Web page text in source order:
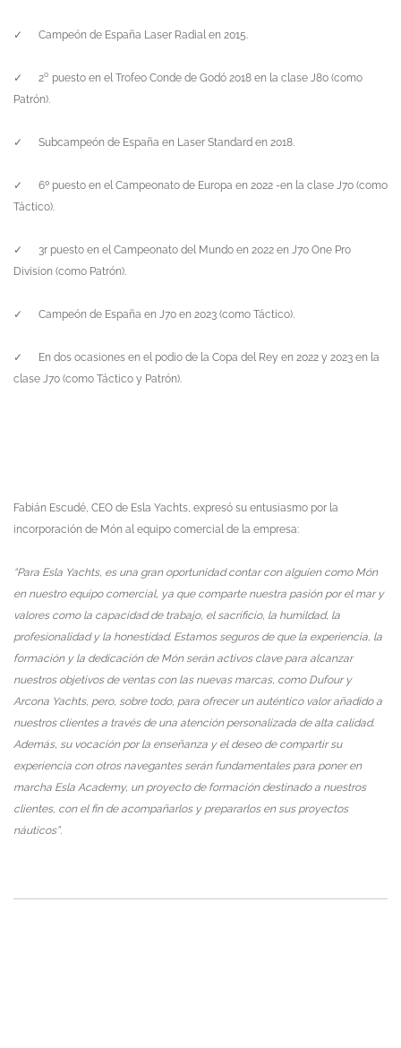
✓ Campeón de España Laser Radial en 2015.
✓ 2⁰ puesto en el Trofeo Conde de Godó 2018 en la clase J80 (como
Patrón).
✓ Subcampeón de España en Laser Standard en 2018.
✓ 6º puesto en el Campeonato de Europa en 2022 -en la clase J70 (como
Táctico).
✓ 3r puesto en el Campeonato del Mundo en 2022 en J70 One Pro
Division (como Patrón).
✓ Campeón de España en J70 en 2023 (como Táctico).
✓
En dos ocasiones en el podio de la Copa del Rey en 2022 y 2023 en la
clase J70 (como Táctico y Patrón).
Fabián Escudé, CEO de Esla Yachts, expresó su entusiasmo por la
incorporación de Món al equipo comercial de la empresa:
“Para Esla Yachts, es una gran oportunidad contar con alguien como Món
en nuestro equipo comercial, ya que comparte nuestra pasión por el mar y
valores como la capacidad de trabajo, el sacrificio, la humildad, la
profesionalidad y la honestidad. Estamos seguros de que la experiencia, la
formación y la dedicación de Món serán activos clave para alcanzar
nuestros objetivos de ventas con las nuevas marcas, como Dufour y
Arcona Yachts, pero, sobre todo, para ofrecer un auténtico valor añadido a
nuestros clientes a través de una atención personalizada de alta calidad.
Además, su vocación por la enseñanza y el deseo de compartir su
experiencia con otros navegantes serán fundamentales para poner en
marcha Esla Academy, un proyecto de formación destinado a nuestros
clientes, con el fin de acompañarlos y prepararlos en sus proyectos
náuticos”.